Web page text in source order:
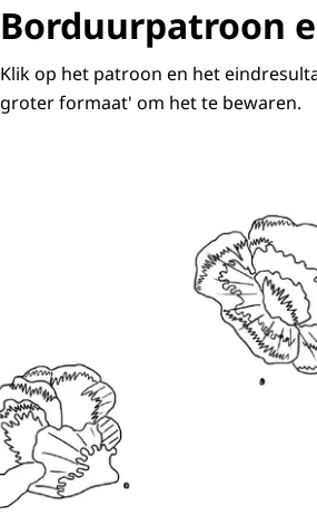
Borduurpatroon
Klik op het patroon en het
groter formaat' om het te bewaren.